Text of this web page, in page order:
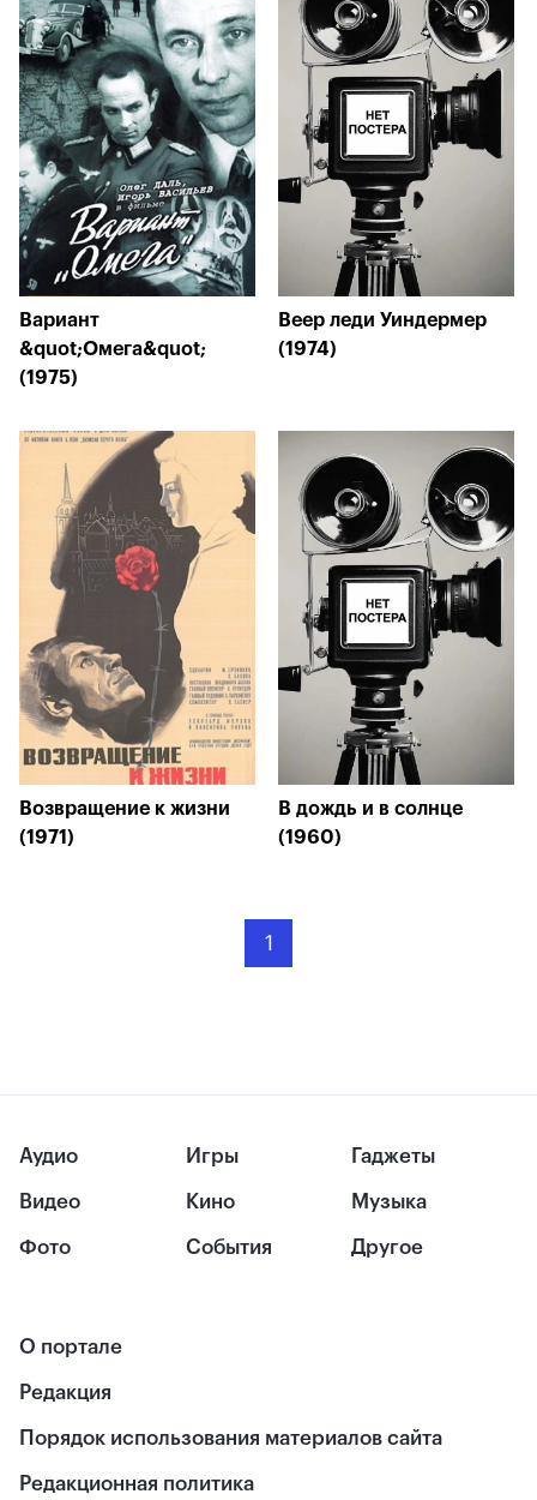
Вариант
&quot;Омега&quot;
(1975)
Веер леди Уиндермер
(1974)
Возвращение к жизни
(1971)
В дождь и в солнце
(1960)
1
Аудио
Видео
Фото
Игры
Кино
События
Гаджеты
Музыка
Другое
О портале
Редакция
Порядок использования материалов сайта
Редакционная политика